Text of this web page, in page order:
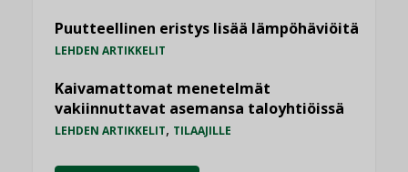
Puutteellinen eristys lisää lämpöhäviöitä
LEHDEN ARTIKKELIT
Kaivamattomat menetelmät
vakiinnuttavat asemansa taloyhtiöissä
LEHDEN ARTIKKELIT, TILAAJILLE